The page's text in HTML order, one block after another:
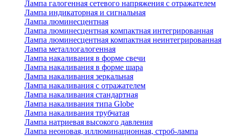
Лампа галогенная сетевого напряжения с отражателем
Лампа индикаторная и сигнальная
Лампа люминесцентная
Лампа люминесцентная компактная интегрированная
Лампа люминесцентная компактная неинтегрированная
Лампа металлогалогенная
Лампа накаливания в форме свечи
Лампа накаливания в форме шара
Лампа накаливания зеркальная
Лампа накаливания с отражателем
Лампа накаливания стандартная
Лампа накаливания типа Globe
Лампа накаливания трубчатая
Лампа натриевая высокого давления
Лампа неоновая, иллюминационная, строб-лампа